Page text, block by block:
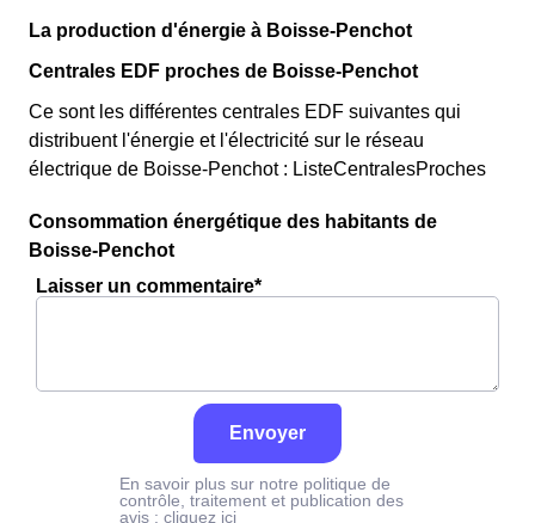
La production d'énergie à Boisse-Penchot
Centrales EDF proches de Boisse-Penchot
Ce sont les différentes centrales EDF suivantes qui
distribuent l'énergie et l'électricité sur le réseau
électrique de Boisse-Penchot : ListeCentralesProches
Consommation énergétique des habitants de
Boisse-Penchot
Laisser un commentaire*
Envoyer
En savoir plus sur notre politique de
contrôle, traitement et publication des
avis : cliquez ici